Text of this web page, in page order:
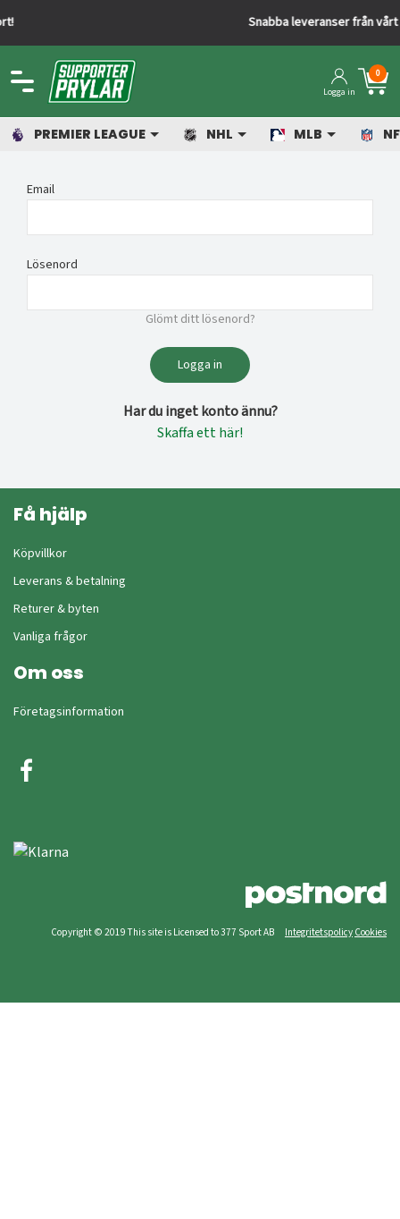
Snabba leveranser från vårt lager
Logga in
0
PREMIER LEAGUE NHL MLB
Email
Lösenord
Glömt ditt lösenord?
Logga in
Har du inget konto ännu?
Skaffa ett här!
Få hjälp
Köpvillkor
Leverans & betalning
Returer & byten
Vanliga frågor
Om oss
Företagsinformation
Copyright © 2019 This site is Licensed to 377 Sport AB Integritetspolicy Cookies